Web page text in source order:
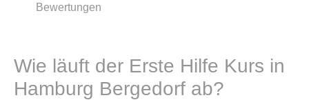
Bewertungen
Wie läuft der Erste Hilfe Kurs in
Hamburg Bergedorf ab?